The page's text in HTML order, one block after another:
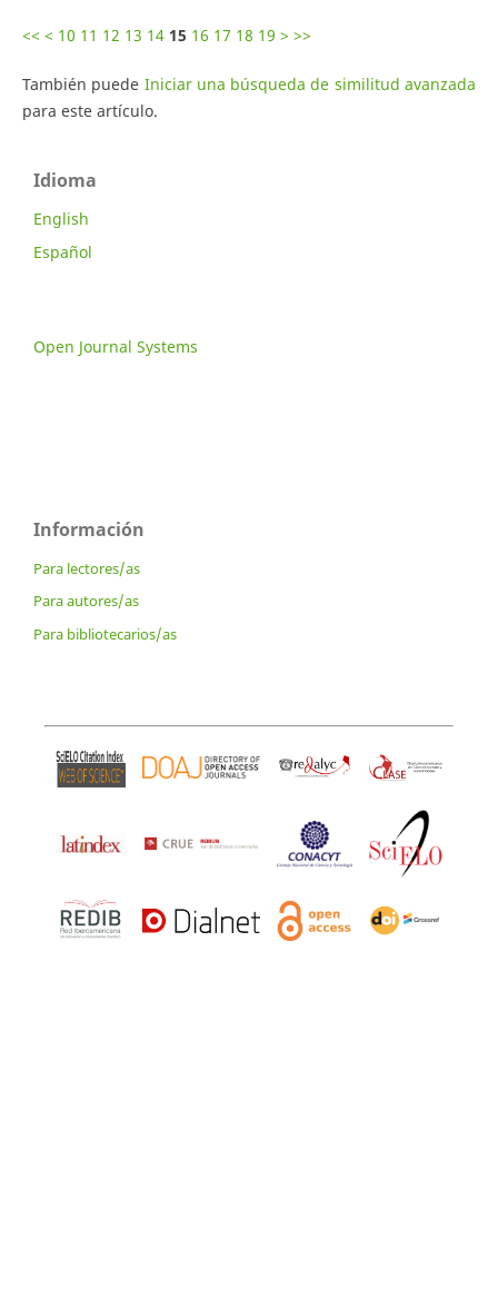
<< < 10 11 12 13 14 15 16 17 18 19 > >>
También puede Iniciar una búsqueda de similitud avanzada
para este artículo.
Idioma
English
Español
Open Journal Systems
Información
Para lectores/as
Para autores/as
Para bibliotecarios/as